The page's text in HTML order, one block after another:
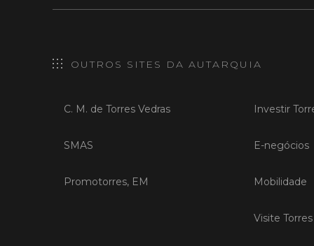
OUTROS SITES DA AUTARQUIA
C. M. de Torres Vedras
SMAS
Promotorres, EM
Investir
E-negócios
Mobilidade
Visite